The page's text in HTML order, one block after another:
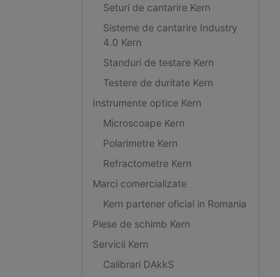
Seturi de cantarire Kern
Sisteme de cantarire Industry
4.0 Kern
Standuri de testare Kern
Testere de duritate Kern
Instrumente optice Kern
Microscoape Kern
Polarimetre Kern
Refractometre Kern
Marci comercializate
Kern partener oficial in Romania
Piese de schimb Kern
Servicii Kern
Calibrari DAkkS